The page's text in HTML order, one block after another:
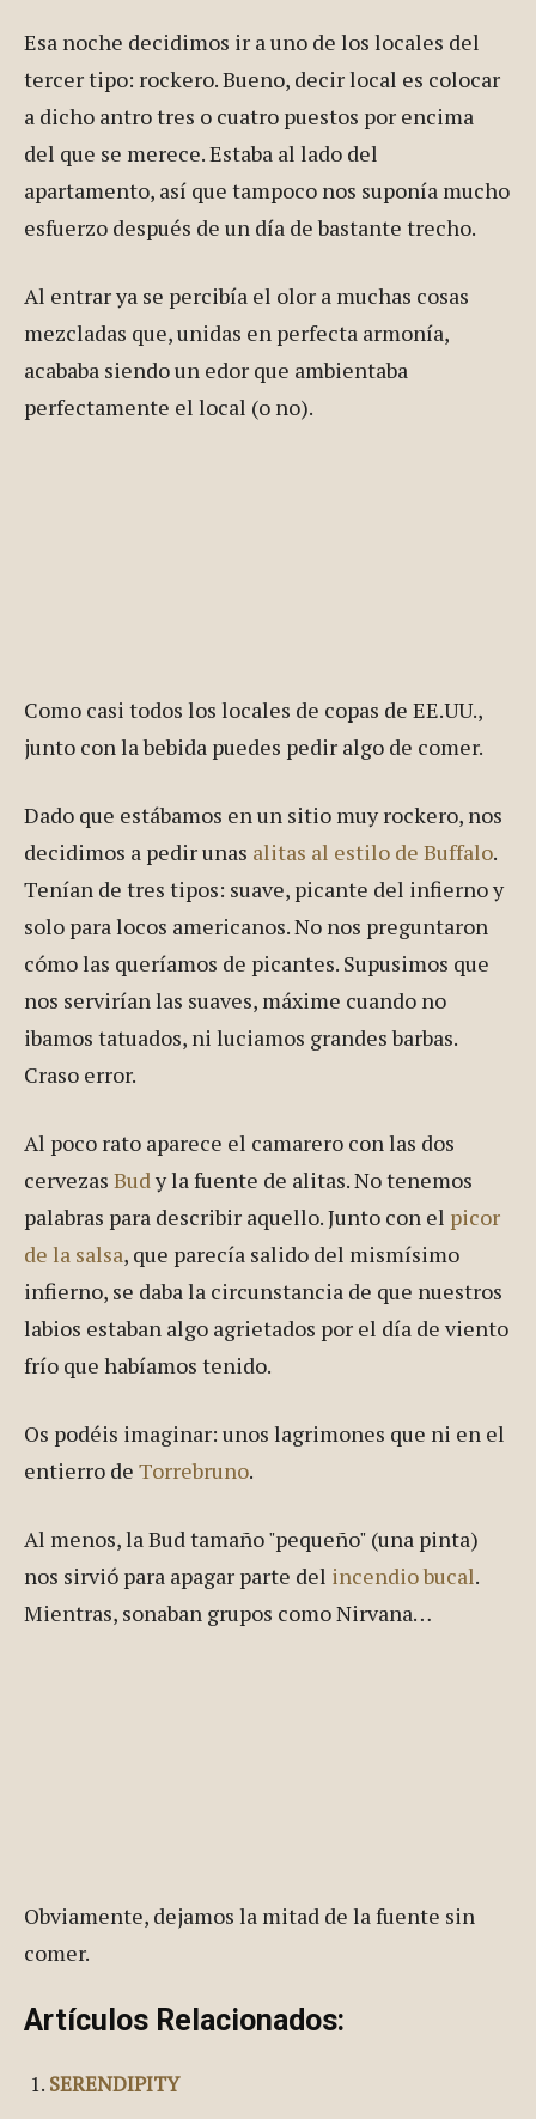
Esa noche decidimos ir a uno de los locales del
tercer tipo: rockero. Bueno, decir local es colocar
a dicho antro tres o cuatro puestos por encima
del que se merece. Estaba al lado del
apartamento, así que tampoco nos suponía mucho
esfuerzo después de un día de bastante trecho.
Al entrar ya se percibía el olor a muchas cosas
mezcladas que, unidas en perfecta armonía,
acababa siendo un edor que ambientaba
perfectamente el local (o no).
Como casi todos los locales de copas de EE.UU.,
junto con la bebida puedes pedir algo de comer.
Dado que estábamos en un sitio muy rockero, nos
decidimos a pedir unas alitas al estilo de Buffalo.
Tenían de tres tipos: suave, picante del infierno y
solo para locos americanos. No nos preguntaron
cómo las queríamos de picantes. Supusimos que
nos servirían las suaves, máxime cuando no
ibamos tatuados, ni luciamos grandes barbas.
Craso error.
Al poco rato aparece el camarero con las dos
cervezas Budy la fuente de alitas. No tenemos
palabras para describir aquello. Junto con el picor
de la salsa, que parecía salido del mismísimo
infierno, se daba la circunstancia de que nuestros
labios estaban algo agrietados por el día de viento
frío que habíamos tenido.
Os podéis imaginar: unos lagrimones que ni en el
entierro de Torrebruno.
Al menos, la Bud tamaño "pequeño" (una pinta)
nos sirvió para apagar parte del incendio bucal.
Mientras, sonaban grupos como Nirvana…
Obviamente, dejamos la mitad de la fuente sin
comer.
Artículos Relacionados:
SERENDIPITY